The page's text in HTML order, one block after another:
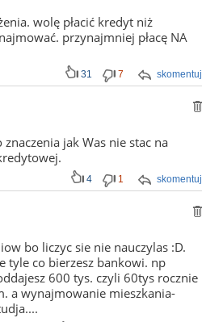
wolę płacić kredyt niż
przynajmniej płacę NA
skomentuj
31 7
jak Was nie stac na
skomentuj
4 1
bo liczyc sie nie nauczylas :D.
tyle co bierzesz bankowi. np
600 tys. czyli 60tys rocznie
a wynajmowanie mieszkania-